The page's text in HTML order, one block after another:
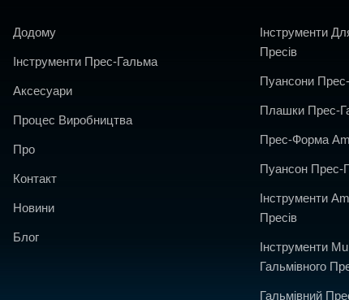
Додому
Інструменти Прес-Гальма
Аксесуари
Процес Виробництва
Про
Контакт
Новини
Блог
Інструменти
Пресів
Пуансони
Плашки Прес-
Прес-Форма
Пуансон Прес-
Інструменти
Пресів
Інструменти
Гальмівного
Гальмівний